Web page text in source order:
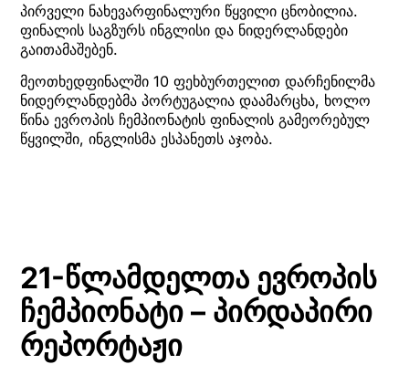
პირველი ნახევარფინალური წყვილი ცნობილია.
ფინალის საგზურს ინგლისი და ნიდერლანდები
გაითამაშებენ.
მეოთხედფინალში 10 ფეხბურთელით დარჩენილმა
ნიდერლანდებმა პორტუგალია დაამარცხა, ხოლო
წინა ევროპის ჩემპიონატის ფინალის გამეორებულ
წყვილში, ინგლისმა ესპანეთს აჯობა.
21-წლამდელთა ევროპის
ჩემპიონატი – პირდაპირი
რეპორტაჟი